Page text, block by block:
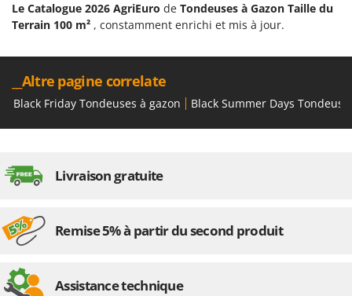
Le Catalogue 2026 AgriEuro de Tondeuses à Gazon Taille du
Terrain 100 m² , constamment enrichi et mis à jour.
__Altre pagine correlate
Black Friday Tondeuses à gazon Black Summer Days
Livraison gratuite
Remise 5% à partir du second produit
Assistance technique